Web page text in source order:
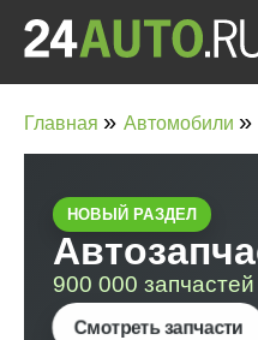
Главная » Автомобили »